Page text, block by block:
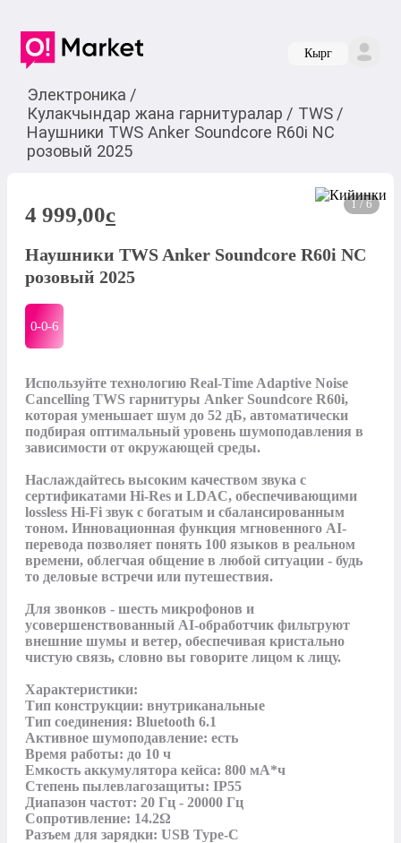
Кырг
Электроника /
Кулакчындар жана гарнитуралар / TWS /
Наушники TWS Anker Soundcore R60i NC
розовый 2025
1 / 6
4 999,00c
Наушники TWS Anker Soundcore R60i NC
розовый 2025
0-0-6
Используйте технологию Real-Time Adaptive Noise
Cancelling TWS гарнитуры Anker Soundcore R60i,
которая уменьшает шум до 52 дБ, автоматически
подбирая оптимальный уровень шумоподавления в
зависимости от окружающей среды.
Наслаждайтесь высоким качеством звука с
сертификатами Hi-Res и LDAC, обеспечивающими
lossless Hi-Fi звук с богатым и сбалансированным
тоном. Инновационная функция мгновенного AI-
перевода позволяет понять 100 языков в реальном
времени, облегчая общение в любой ситуации - будь
то деловые встречи или путешествия.
Для звонков - шесть микрофонов и
усовершенствованный AI-обработчик фильтруют
внешние шумы и ветер, обеспечивая кристально
чистую связь, словно вы говорите лицом к лицу.
Характеристики:
Тип конструкции: внутриканальные
Тип соединения: Bluetooth 6.1
Активное шумоподавление: есть
Время работы: до 10 ч
Емкость аккумулятора кейса: 800 мА*ч
Степень пылевлагозащиты: IP55
Диапазон частот: 20 Гц - 20000 Гц
Сопротивление: 14.2Ω
Разъем для зарядки: USB Type-C